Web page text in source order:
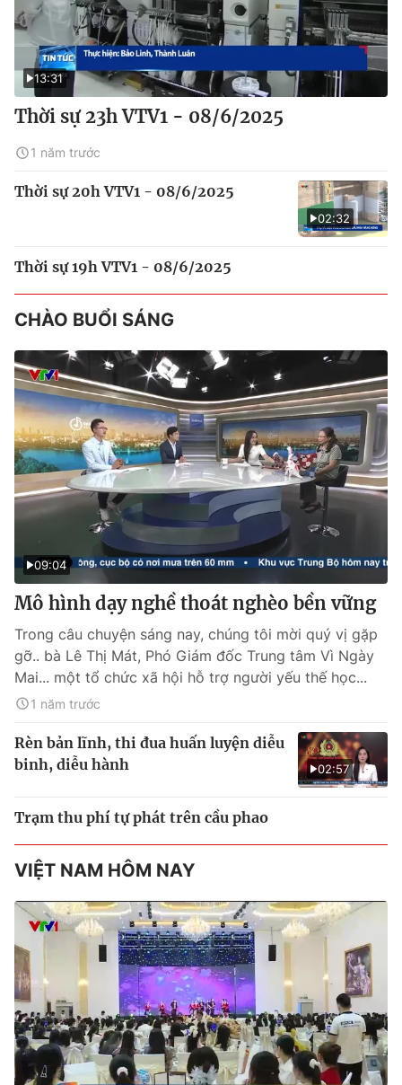
13:31
Thời sự 23h VTV1 - 08/6/2025
1 năm trước
02:32
Thời sự 20h VTV1 - 08/6/2025
Thời sự 19h VTV1 - 08/6/2025
CHÀO BUỔI SÁNG
09:04
Mô hình dạy nghề thoát nghèo bền vững
Trong câu chuyện sáng nay, chúng tôi mời quý vị gặp
gỡ.. bà Lê Thị Mát, Phó Giám đốc Trung tâm Vì Ngày
Mai... một tổ chức xã hội hỗ trợ người yếu thế học...
1 năm trước
02:57
Rèn bản lĩnh, thi đua huấn luyện diễu
binh, diễu hành
Trạm thu phí tự phát trên cầu phao
VIỆT NAM HÔM NAY